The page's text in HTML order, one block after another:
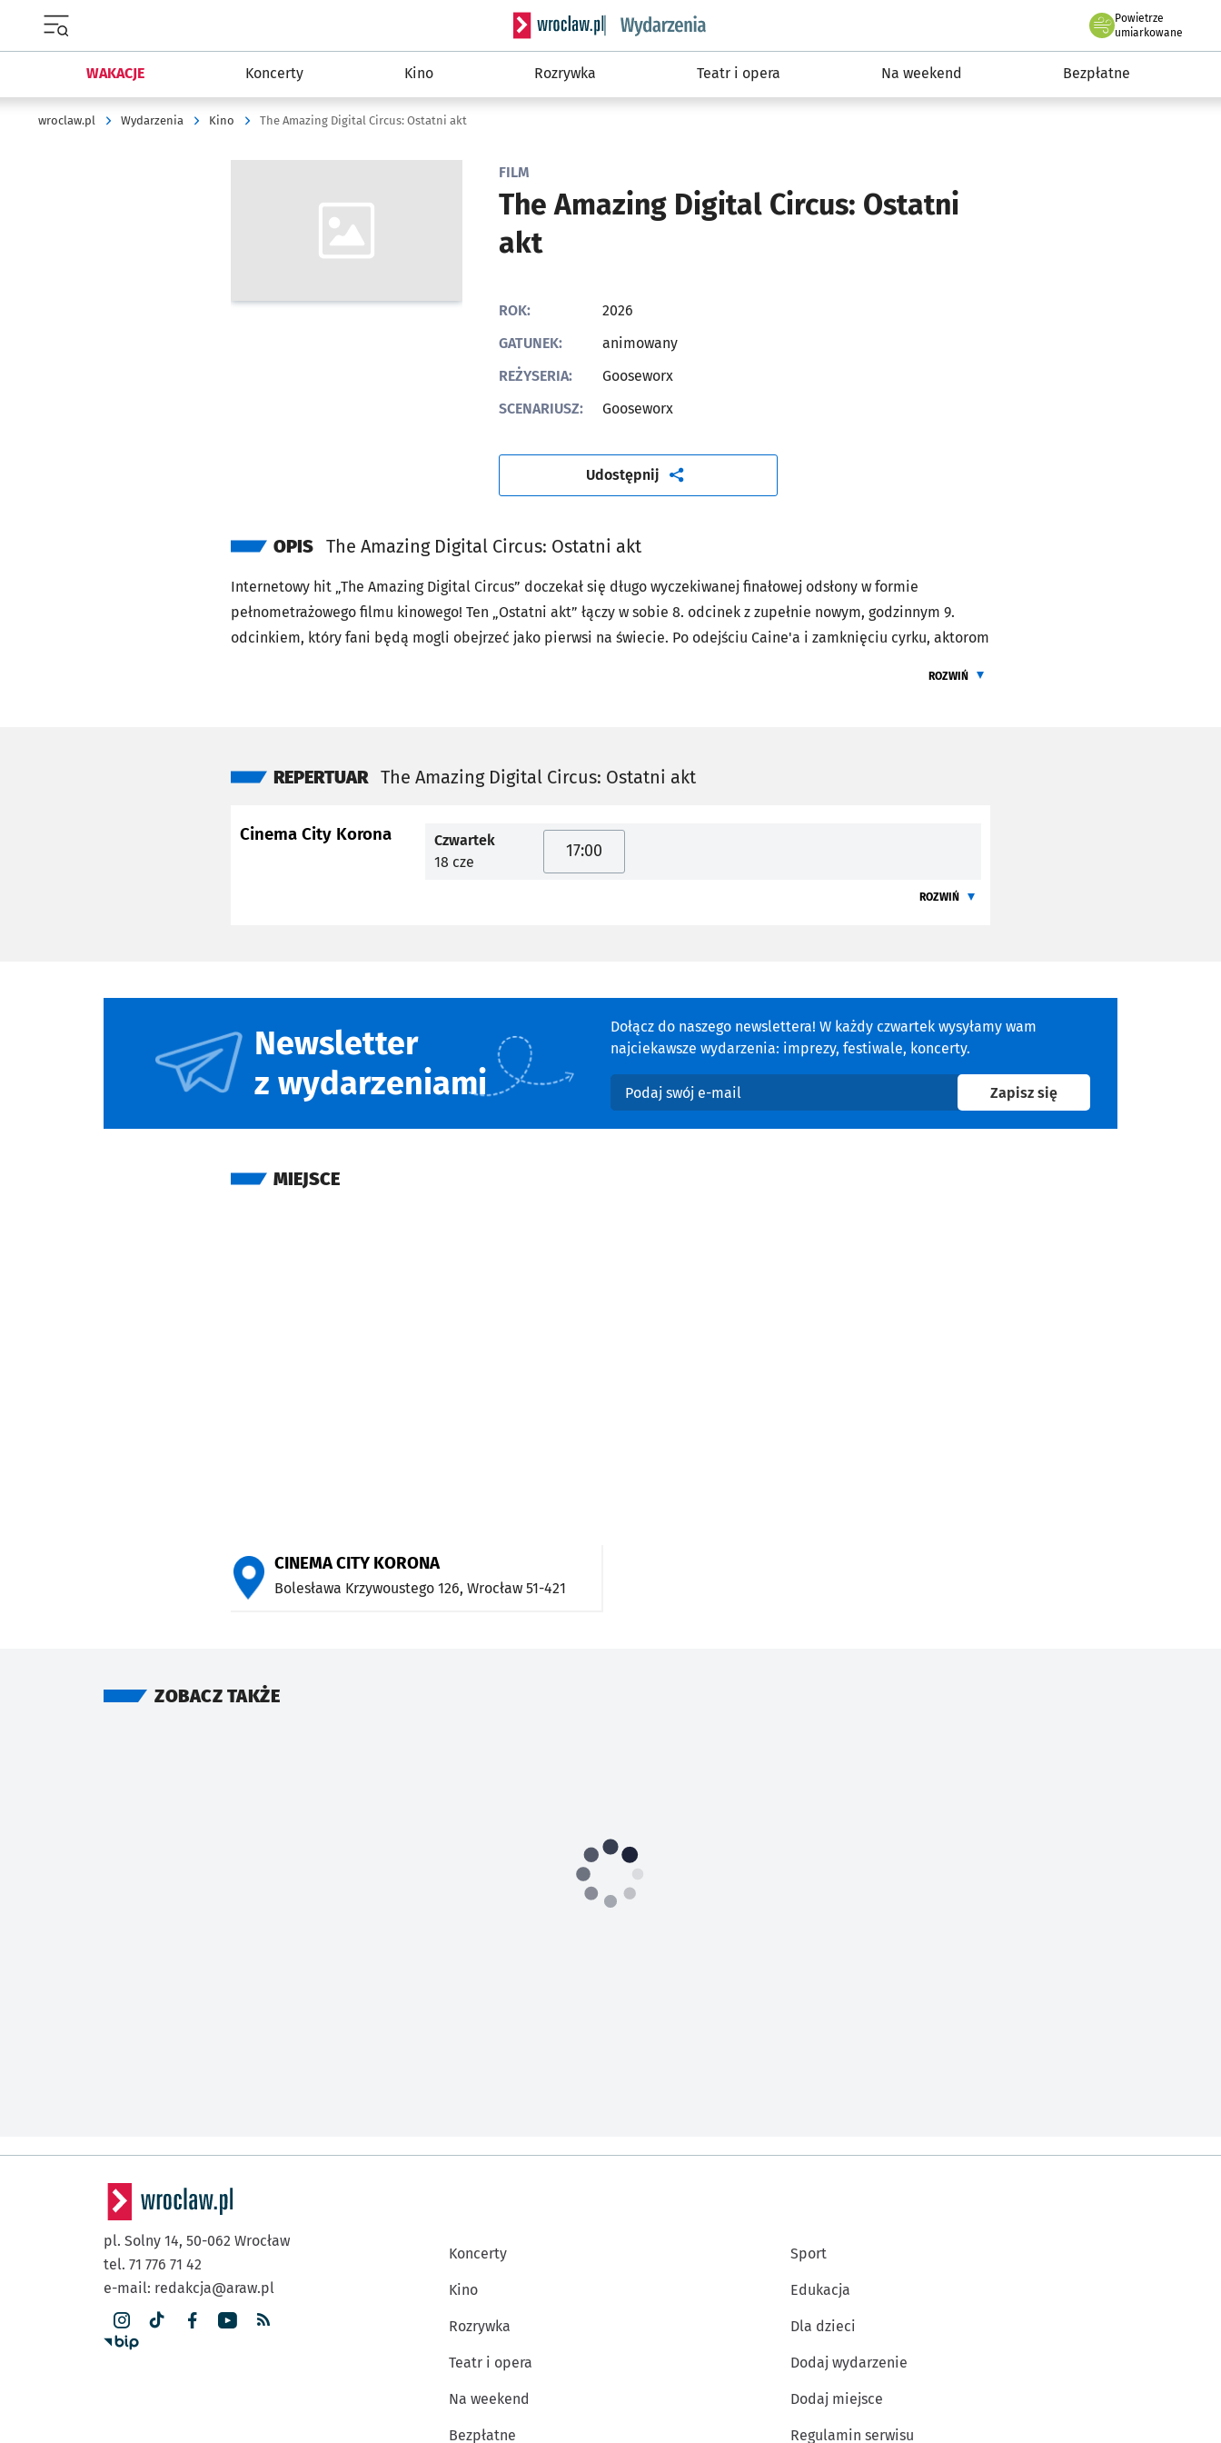
Serwis informacyjny wroclaw.pl podserwis: Wydarzenia
Powietrze
we Wrocławiu
umiarkowane
WAKACJE Koncerty Kino Rozrywka Teatr i opera Na weekend Bezpłatne
wroclaw.pl Wydarzenia Kino The Amazing Digital Circus: Ostatni akt
FILM
The Amazing Digital Circus: Ostatni
akt
ROK:
2026
GATUNEK:
animowany
REŻYSERIA:
Gooseworx
SCENARIUSZ:
Gooseworx
Udostępnijartykuł
OPIS The Amazing Digital Circus: Ostatni akt
Internetowy hit „The Amazing Digital Circus” doczekał się długo wyczekiwanej finałowej odsłony w formie
pełnometrażowego filmu kinowego! Ten „Ostatni akt” łączy w sobie 8. odcinek z zupełnie nowym, godzinnym 9.
odcinkiem, który fani będą mogli obejrzeć jako pierwsi na świecie. Po odejściu Caine'a i zamknięciu cyrku, aktorom
ROZWIŃ
REPERTUAR The Amazing Digital Circus: Ostatni akt
Cinema City Korona
Czwartek
18 cze
17:00
ROZWIŃ
Newsletter
z wydarzeniami
Dołącz do naszego newslettera! W każdy czwartek wysyłamy wam
najciekawsze wydarzenia: imprezy, festiwale, koncerty.
Podaj swój e-mail
Zapisz sięna newsletter
MIEJSCE
CINEMA CITY KORONA
Bolesława Krzywoustego 126, Wrocław 51-421
ZOBACZ TAKŻE
pl. Solny 14, 50-062 Wrocław
tel. 71 776 71 42
e-mail: redakcja@araw.pl
Koncerty
Kino
Rozrywka
Teatr i opera
Na weekend
Bezpłatne
Sport
Edukacja
Dla dzieci
Dodaj wydarzenie
Dodaj miejsce
Regulamin serwisu